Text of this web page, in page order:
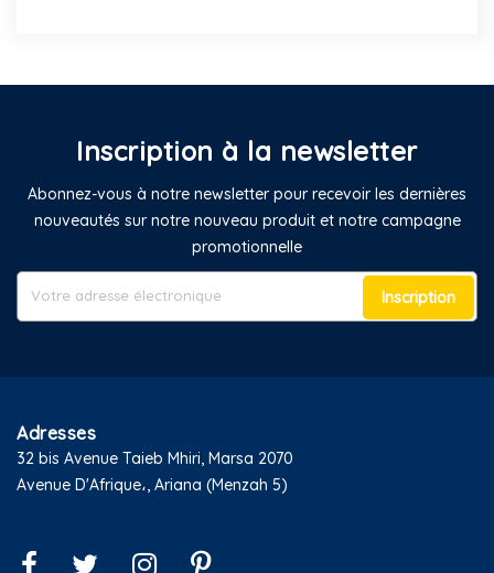
Inscription à la newsletter
Abonnez-vous à notre newsletter pour recevoir les dernières
nouveautés sur notre nouveau produit et notre campagne
promotionnelle
Inscription
Adresses
32 bis Avenue Taieb Mhiri, Marsa 2070
Avenue D'Afrique،, Ariana (Menzah 5)